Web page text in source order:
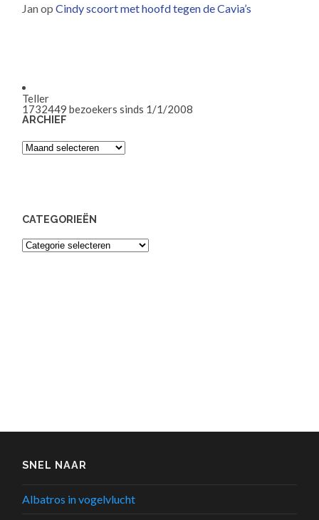
JanopCindy scoort met hoofd tegen de Cavia’s
Teller
1732449 bezoekers sinds 1/1/2008
ARCHIEF
Archief
CATEGORIEËN
Categorieën
SNEL NAAR
Albatros in vogelvlucht